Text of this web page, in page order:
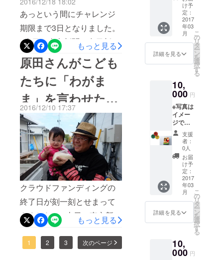
待ち下さい。 ＜2月20日の
東京新聞にもプレゼントを
届けたことについて掲載い
ただいたとのことです！＞
津仮設団地に居住するこど
もたちに手渡されました。
年明けにこの手紙が回収さ
れ、1月下旬頃にこどもたち
へプレゼントが手渡される
予定です！
人！大阪、愛知、岐阜、東
京、神奈川、埼玉、群馬、
茨城、千葉、栃木、鳥取、
福岡、滋賀、北海道、三
重、兵庫、静岡、京都、福
井、長崎、福島、そして熊
本。様々な地域からこのプ
ロジェクトに関心を寄せて
いただきました。 明日12月
23日には秋津仮設団地でク
リスマスイベントが開催さ
れる予定で、そこにサンタ
クロースが登場！こどもた
ちが本当にほしいものを書
いてもいいんだよというお
手紙が配られます。 こども
たちがどのような「わがま
ま」を書いたのか、お手紙
あっという間にチャレンジ
期限まで3日となりました。
先日、東京新聞と中日新聞
にこのチャレンジについて
記事掲載をいただき、熊本
復興支援おたすけ隊にもた
くさんの直接寄付をいただ
きました。これはもう、必
ず達成させないといけな
い！という思いでいっぱい
です。 秋津仮設団地でのク
リスマスイベントの開催日
が12月23日に決定しまし
た！子どもだけでなく、仮
設住宅に住まうすべての
人々を対象に、ほっとあた
たかくなる時間を過ごして
もらいたいなぁとおたすけ
もっと見る
原田さんがこども
たちに「わがま
ま」を言わせたい
理由
2016/12/10 17:37
クラウドファンディングの
終了日が刻一刻とせまって
きました。 本日の東京新
聞、中日新聞の夕刊にこの
プロジェクトの記事を掲載
もっと見る
1 2 3 次のページ
て、それぞ
れの場所で
できること
を最大限に
実施してい
け予
定：
2017
年03
月
詳細を見る
こ
の
リ
タ
ー
ン
を
選
択
す
る
10,
000 円
※写真は
イメー
ジで
す。支援
者：
0人
お届
け予
定：
2017
年03
月
詳細を見る
こ
の
リ
タ
ー
ン
を
選
択
す
る
10,
000 円